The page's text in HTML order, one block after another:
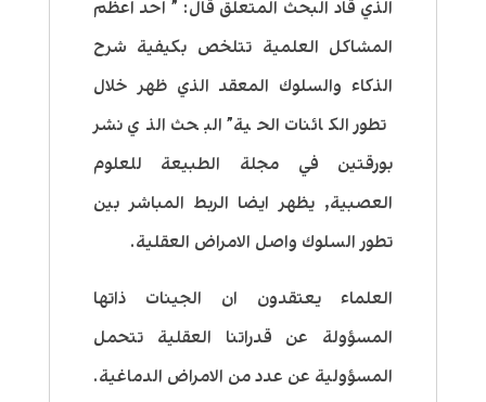
الذي قاد البحث المتعلق قال: ” احد اعظم
المشاكل العلمية تتلخص بكيفية شرح
الذكاء والسلوك المعقد الذي ظهر خلال
تطور الكائنات الحية” البحث الذي نشر
بورقتين في مجلة الطبيعة للعلوم
العصبية, يظهر ايضا الربط المباشر بين
تطور السلوك واصل الامراض العقلية.
العلماء يعتقدون ان الجينات ذاتها
المسؤولة عن قدراتنا العقلية تتحمل
المسؤولية عن عدد من الامراض الدماغية.